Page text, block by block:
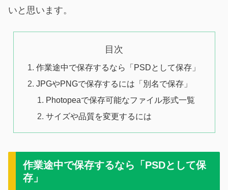
いと思います。
目次
作業途中で保存するなら「PSDとして保存」
JPGやPNGで保存するには「別名で保存」
Photopeaで保存可能なファイル形式一覧
サイズや品質を変更するには
作業途中で保存するなら「PSDとして保
存」